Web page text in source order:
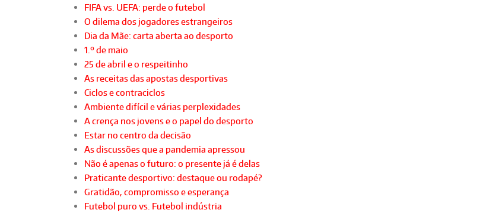
FIFA vs. UEFA: perde o futebol
O dilema dos jogadores estrangeiros
Dia da Mãe: carta aberta ao desporto
1.º de maio
25 de abril e o respeitinho
As receitas das apostas desportivas
Ciclos e contraciclos
Ambiente difícil e várias perplexidades
A crença nos jovens e o papel do desporto
Estar no centro da decisão
As discussões que a pandemia apressou
Não é apenas o futuro: o presente já é delas
Praticante desportivo: destaque ou rodapé?
Gratidão, compromisso e esperança
Futebol puro vs. Futebol indústria